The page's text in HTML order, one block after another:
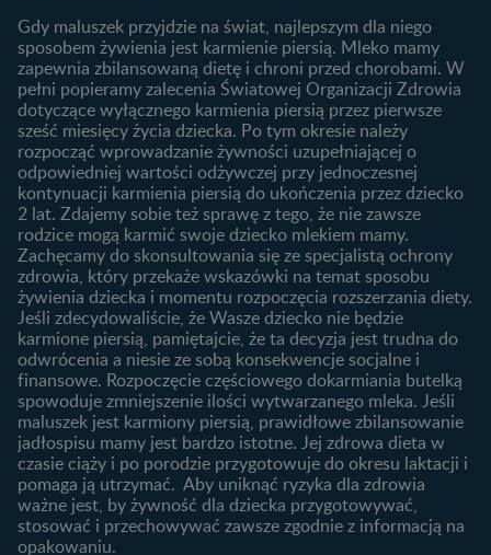
Produkty
Wyszukiwarka produktów
Nasze marki
Jak zaplanować płeć
dziecka?
Jak rozpoznać dni płodne?
Badania przed ciążą
Planowanie urlopu
macierzyńskiego
1. trymestr ciąży
2. trymestr ciąży
3. trymestr ciąży
Rozwój dziecka
Kalendarz rozwoju dziecka
Skoki rozwojowe
Ząbkowanie u niemowląt
Żywienie dziecka
10 sposobów jak poprawić
laktację
Jakie mleko następne
wybrać dla dziecka?
Jak rozszerzać dietę
niemowlaka?
Przydatne materiały dla
rodziców
Poradniki dla rodziców
Karty do zdjęć dla
Maluszka
Materiały do pobrania
Gdy maluszek przyjdzie na świat, najlepszym dla niego
sposobem żywienia jest karmienie piersią. Mleko mamy
zapewnia zbilansowaną dietę i chroni przed chorobami. W
pełni popieramy zalecenia Światowej Organizacji Zdrowia
dotyczące wyłącznego karmienia piersią przez pierwsze
sześć miesięcy życia dziecka. Po tym okresie należy
rozpocząć wprowadzanie żywności uzupełniającej o
odpowiedniej wartości odżywczej przy jednoczesnej
kontynuacji karmienia piersią do ukończenia przez dziecko
2 lat. Zdajemy sobie też sprawę z tego, że nie zawsze
rodzice mogą karmić swoje dziecko mlekiem mamy.
Zachęcamy do skonsultowania się ze specjalistą ochrony
zdrowia, który przekaże wskazówki na temat sposobu
żywienia dziecka i momentu rozpoczęcia rozszerzania diety.
Jeśli zdecydowaliście, że Wasze dziecko nie będzie
karmione piersią, pamiętajcie, że ta decyzja jest trudna do
odwrócenia a niesie ze sobą konsekwencje socjalne i
finansowe. Rozpoczęcie częściowego dokarmiania butelką
spowoduje zmniejszenie ilości wytwarzanego mleka. Jeśli
maluszek jest karmiony piersią, prawidłowe zbilansowanie
jadłospisu mamy jest bardzo istotne. Jej zdrowa dieta w
czasie ciąży i po porodzie przygotowuje do okresu laktacji i
pomaga ją utrzymać. Aby uniknąć ryzyka dla zdrowia
ważne jest, by żywność dla dziecka przygotowywać,
stosować i przechowywać zawsze zgodnie z informacją na
opakowaniu.